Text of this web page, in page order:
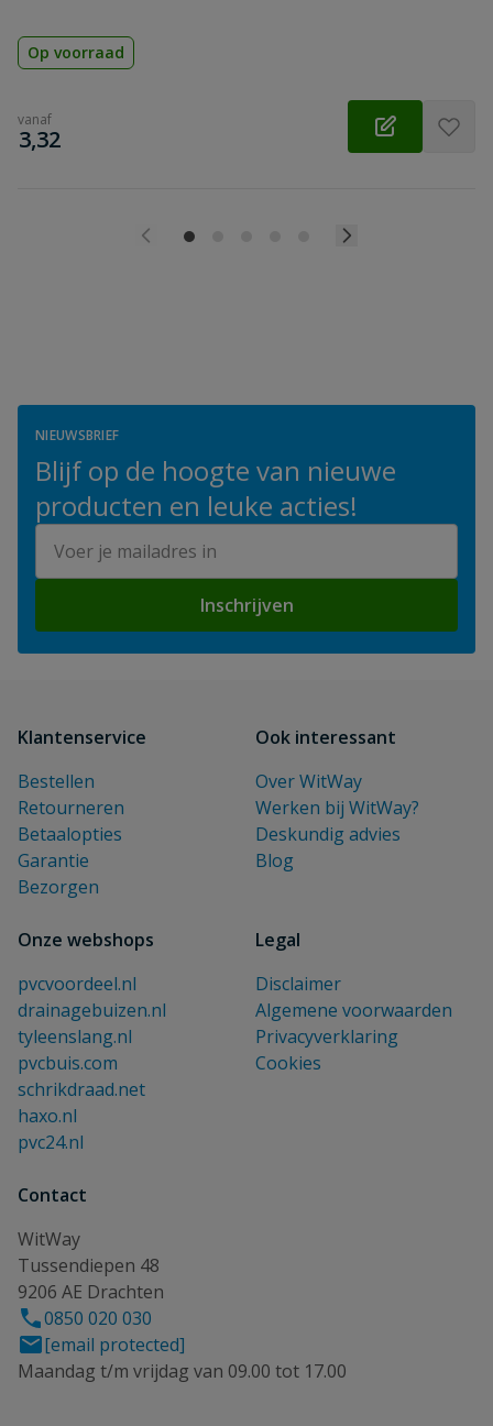
Op voorraad
vanaf
€
3,32
NIEUWSBRIEF
Blijf op de hoogte van nieuwe
producten en leuke acties!
Inschrijven
Klantenservice
Bestellen
Retourneren
Betaalopties
Garantie
Bezorgen
Ook interessant
Over WitWay
Werken bij WitWay?
Deskundig advies
Blog
Onze webshops
pvcvoordeel.nl
drainagebuizen.nl
tyleenslang.nl
pvcbuis.com
schrikdraad.net
haxo.nl
pvc24.nl
Legal
Disclaimer
Algemene voorwaarden
Privacyverklaring
Cookies
Contact
WitWay
Tussendiepen 48
9206 AE Drachten
0850 020 030
[email protected]
Maandag t/m vrijdag van 09.00 tot 17.00